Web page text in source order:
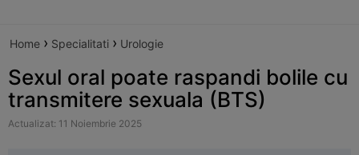
Home › Specialitati › Urologie
Sexul oral poate raspandi bolile cu
transmitere sexuala (BTS)
Actualizat: 11 Noiembrie 2025